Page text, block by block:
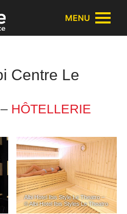
MENU
Centre Le
HÔTELLERIE
Albi Hotel Ibis Style Le Theatro –
© Albi Hotel Ibis Styles Le Theatro